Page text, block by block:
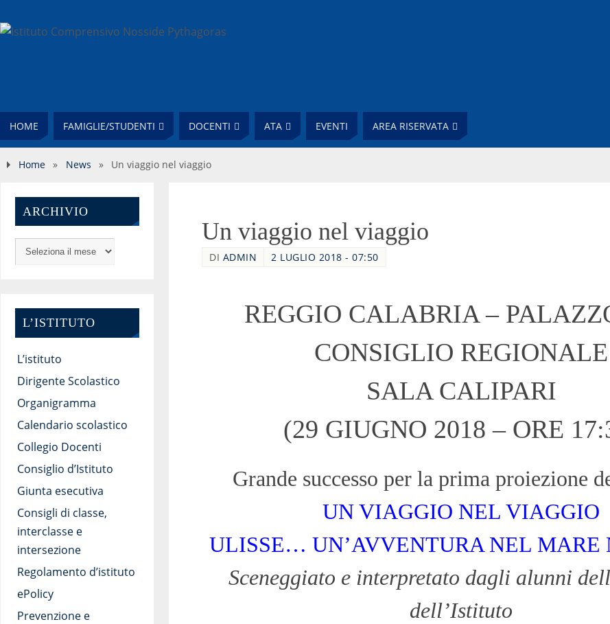
HOME FAMIGLIE/STUDENTI DOCENTI ATA EVENTI AREA RISERVATA
Home » News » Un viaggio nel viaggio
Un viaggio nel viaggio
DI ADMIN 2 LUGLIO 2018 - 07:50
REGGIO CALABRIA –
CONSIGLIO REGIONALE
SALA CALIPARI
(29 GIUGNO 2018 – ORE
Grande successo per la prima proiezione
UN VIAGGIO NEL VIAGGIO
ULISSE… UN’AVVENTURA NEL MARE
Sceneggiato e interpretato dagli alunni
dell’Istituto
ARCHIVIO
L’ISTITUTO
L’istituto
Dirigente Scolastico
Organigramma
Calendario scolastico
Collegio Docenti
Consiglio d’Istituto
Giunta esecutiva
Consigli di classe,
interclasse e
intersezione
Regolamento d’istituto
ePolicy
Prevenzione e